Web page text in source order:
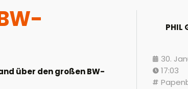
K
über den großen BW-
PHIL
30.
17:03